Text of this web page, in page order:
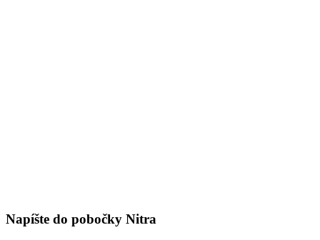
Napíšte do pobočky Nitra